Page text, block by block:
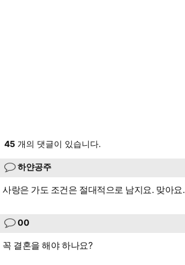
45 개의 댓글이 있습니다.
하얀공주
사랑은 가도 조건은 절대적으로 남지요. 맞아요.
00
꼭 결혼을 해야 하나요?